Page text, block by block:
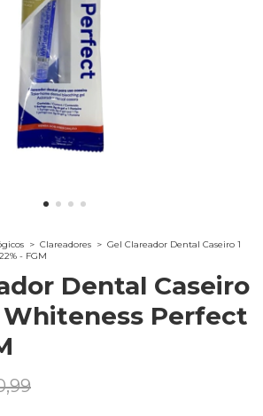
> Clareadores > Gel Clareador Dental Caseiro 1
- FGM
Dental Caseiro
Whiteness Perfect